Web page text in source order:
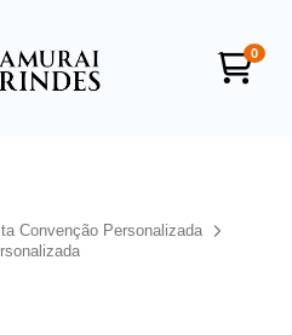
0
Convenção Personalizada